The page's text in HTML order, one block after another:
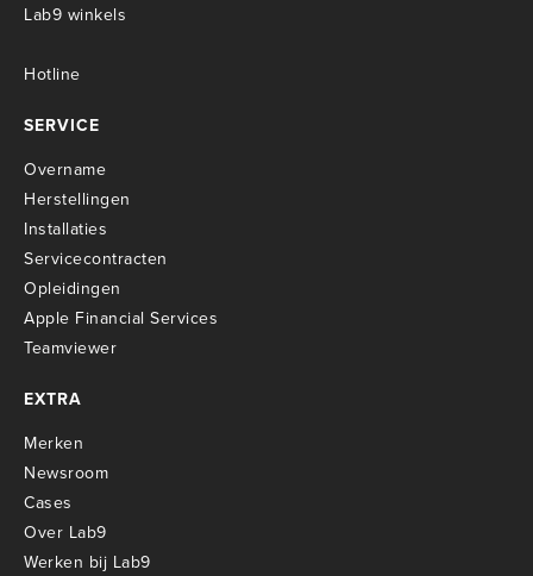
Lab9 winkels
Hotline
SERVICE
Overname
Herstellingen
Installaties
Servicecontracten
Opleidingen
Apple Financial Services
Teamviewer
EXTRA
Merken
Newsroom
Cases
Over Lab9
Werken bij Lab9